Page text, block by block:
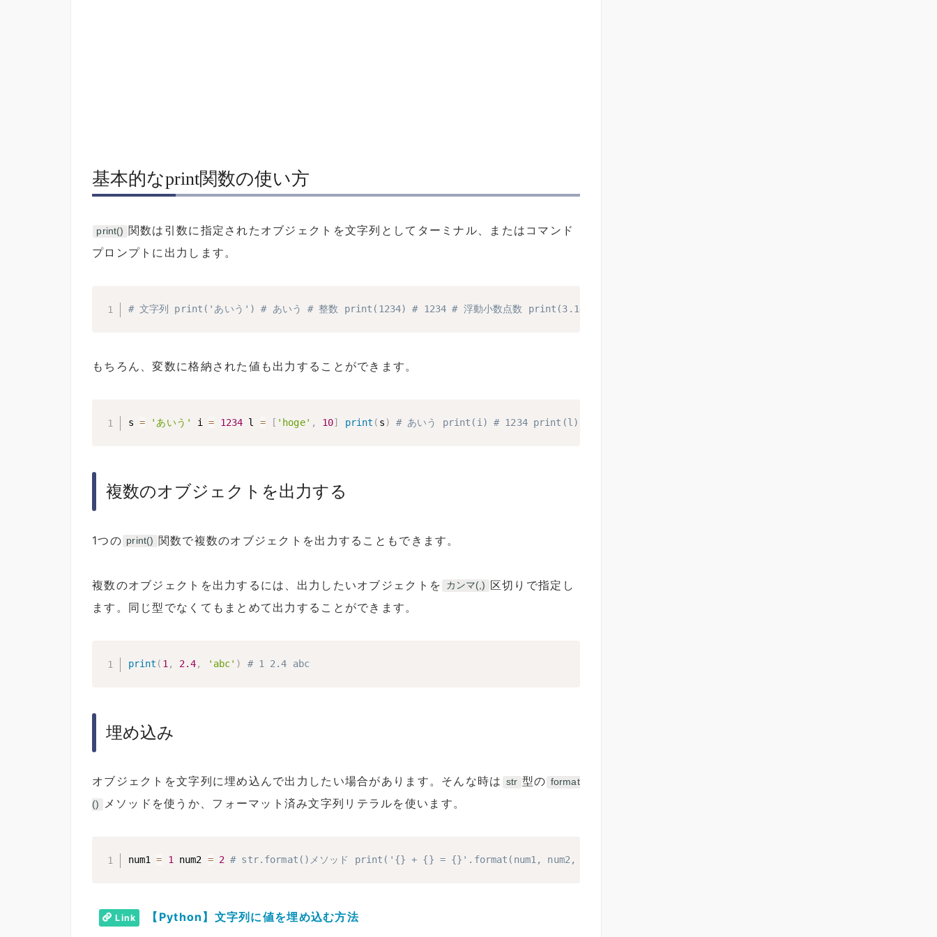
基本的なprint関数の使い方
print() 関数は引数に指定されたオブジェクトを文字列としてターミナル、またはコマンド
プロンプトに出力します。
# 文字列 print('あいう') # あいう # 整数 print(1234) # 1234 # 浮動小数点数 print(3.1415) # 3.1415 # リスト print(['hoge', 10]) # ['hoge', 10]
もちろん、変数に格納された値も出力することができます。
s = 'あいう' i = 1234 l = [ 'hoge' , 10] print ( s) # あいう print(i) # 1234 print(l) # ['hoge', 10]
複数のオブジェクトを出力する
1つの print() 関数で複数のオブジェクトを出力することもできます。
複数のオブジェクトを出力するには、出力したいオブジェクトを カンマ(,) 区切りで指定し
ます。同じ型でなくてもまとめて出力することができます。
print ( 1 , 2.4, 'abc' ) # 1 2.4 abc
埋め込み
オブジェクトを文字列に埋め込んで出力したい場合があります。そんな時は str 型の format
() メソッドを使うか、フォーマット済み文字列リテラルを使います。
num1 = 1 num2 = 2 # str.format()メソッド print('{} + {} = {}'.format(num1, num2, num1 + num2)) # 1 + 2 = 3 # フォーマット文字列リテラル
Link 【Python】文字列に値を埋め込む方法